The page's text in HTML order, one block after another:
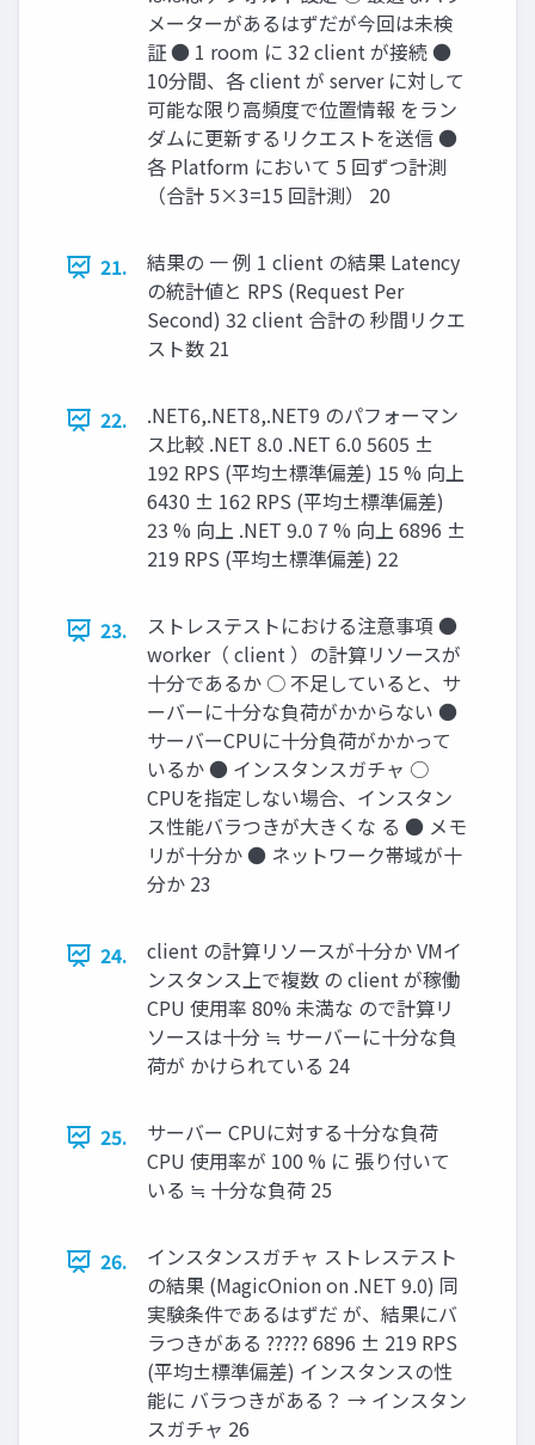
メーターがあるはずだが今回は未検
証 ● 1 room に 32 client が接続 ●
10分間、各 client が server に対して
可能な限り高頻度で位置情報 をラン
ダムに更新するリクエストを送信 ●
各 Platform において 5 回ずつ計測
（合計 5×3=15 回計測） 20
21.
結果の 一 例 1 client の結果 Latency
の統計値と RPS (Request Per
Second) 32 client 合計の 秒間リクエ
スト数 21
22.
.NET6,.NET8,.NET9 のパフォーマン
ス比較 .NET 8.0 .NET 6.0 5605 ±
192 RPS (平均±標準偏差) 15 % 向上
6430 ± 162 RPS (平均±標準偏差)
23 % 向上 .NET 9.0 7 % 向上 6896 ±
219 RPS (平均±標準偏差) 22
23.
ストレステストにおける注意事項 ●
worker（ client ）の計算リソースが
十分であるか ○ 不足していると、サ
ーバーに十分な負荷がかからない ●
サーバーCPUに十分負荷がかかって
いるか ● インスタンスガチャ ○
CPUを指定しない場合、インスタン
ス性能バラつきが大きくな る ● メモ
リが十分か ● ネットワーク帯域が十
分か 23
24.
client の計算リソースが十分か VMイ
ンスタンス上で複数 の client が稼働
CPU 使用率 80% 未満な ので計算リ
ソースは十分 ≒ サーバーに十分な負
荷が かけられている 24
25.
サーバー CPUに対する十分な負荷
CPU 使用率が 100 % に 張り付いて
いる ≒ 十分な負荷 25
26.
インスタンスガチャ ストレステスト
の結果 (MagicOnion on .NET 9.0) 同
実験条件であるはずだ が、結果にバ
ラつきがある ????? 6896 ± 219 RPS
(平均±標準偏差) インスタンスの性
能に バラつきがある？ → インスタン
スガチャ 26